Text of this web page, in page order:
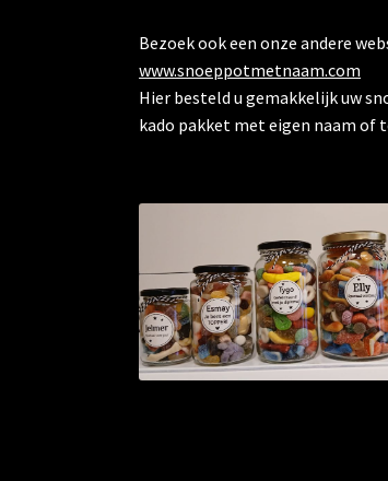
Bezoek ook een onze andere
www.snoeppotmetnaam.com
Hier besteld u gemakkelijk uw
kado pakket met eigen naam of